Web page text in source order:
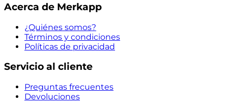
Acerca de Merkapp
¿Quiénes somos?
Términos y condiciones
Políticas de privacidad
Servicio al cliente
Preguntas frecuentes
Devoluciones